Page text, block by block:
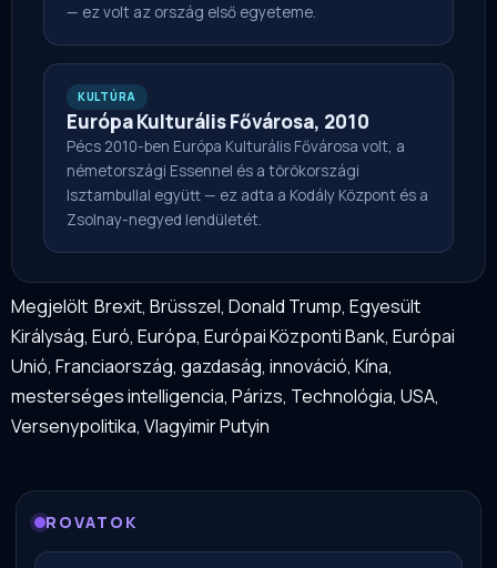
— ez volt az ország első egyeteme.
KULTÚRA
Európa Kulturális Fővárosa, 2010
Pécs 2010-ben Európa Kulturális Fővárosa volt, a
németországi Essennel és a törökországi
Isztambullal együtt — ez adta a Kodály Központ és a
Zsolnay-negyed lendületét.
Megjelölt Brexit,Brüsszel,Donald Trump,Egyesült
Királyság, Euró, Európa, Európai Központi Bank, Európai
Unió, Franciaország, gazdaság, innováció, Kína,
mesterséges intelligencia, Párizs, Technológia, USA,
Versenypolitika, Vlagyimir Putyin
ROVATOK